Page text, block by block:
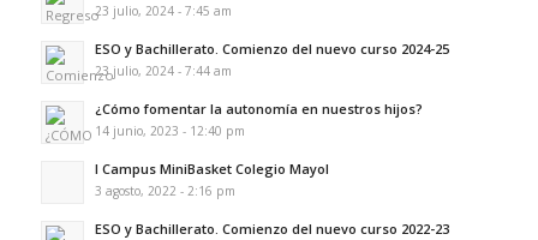
23 julio, 2024 - 7:45 am
ESO y Bachillerato. Comienzo del nuevo curso 2024-25
23 julio, 2024 - 7:44 am
¿Cómo fomentar la autonomía en nuestros hijos?
14 junio, 2023 - 12:40 pm
I Campus MiniBasket Colegio Mayol
3 agosto, 2022 - 2:16 pm
ESO y Bachillerato. Comienzo del nuevo curso 2022-23